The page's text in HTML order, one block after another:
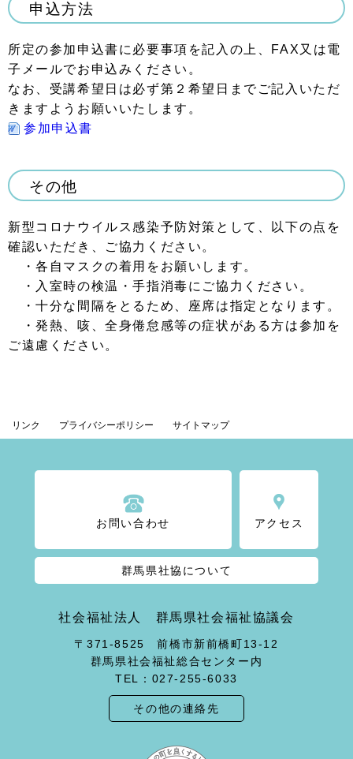
申込方法
所定の参加申込書に必要事項を記入の上、 FAX 又は電
子メールでお申込みください。
なお、受講希望日は必ず第２希望日までご記入いただ
きますようお願いいたします。
参加申込書
その他
新型コロナウイルス感染予防対策として、以下の点を
確認いただき、ご協力ください。
・各自マスクの着用をお願いします。
・入室時の検温・手指消毒にご協力ください。
・十分な間隔をとるため、座席は指定となります。
・発熱、咳、全身倦怠感等の症状がある方は参加を
ご遠慮ください。
リンク プライバシーポリシー サイトマップ
お問い合わせ アクセス
群馬県社協について
社会福祉法人 群馬県社会福祉協議会
〒371-8525 前橋市新前橋町13-12
群馬県社会福祉総合センター内
TEL：027-255-6033
その他の連絡先